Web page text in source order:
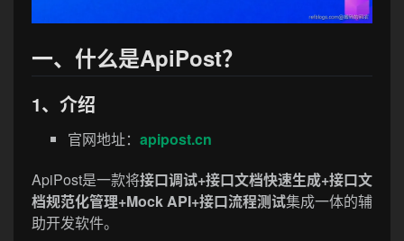
一、什么是ApiPost？
1、介绍
官网地址： apipost.cn
ApiPost是一款将接口调试+接口文档快速生成+接口文
档规范化管理+Mock API+接口流程测试集成一体的辅
助开发软件。